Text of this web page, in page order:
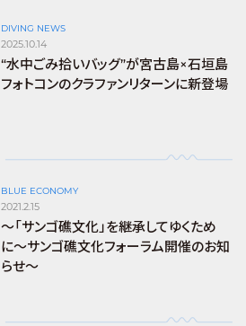
DIVING NEWS
2025.10.14
“水中ごみ拾いバッグ”が宮古島×石垣島
フォトコンのクラファンリターンに新登場
BLUE ECONOMY
2021.2.15
〜「サンゴ礁文化」を継承してゆくため
に〜サンゴ礁文化フォーラム開催のお知
らせ〜